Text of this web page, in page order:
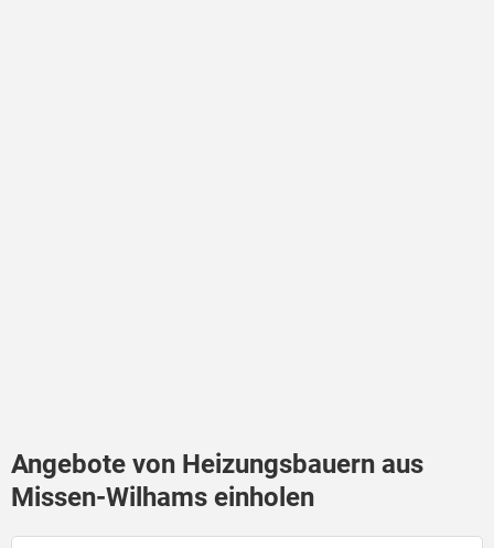
Angebote von Heizungsbauern aus
Missen-Wilhams einholen